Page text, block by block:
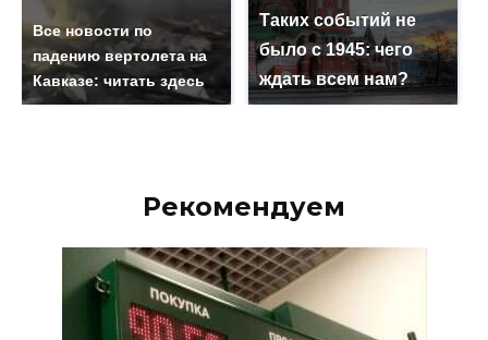
Все новости по
падению вертолета на
Кавказе: читать здесь
Таких событий не
было с 1945: чего
ждать всем нам?
Рекомендуем